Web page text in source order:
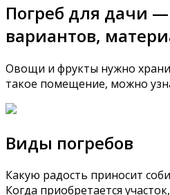
Погреб для дачи
вариантов,
Овощи и фрукты нужно
такое помещение, можно
Виды погребов
Какую радость приносит
Когда приобретается